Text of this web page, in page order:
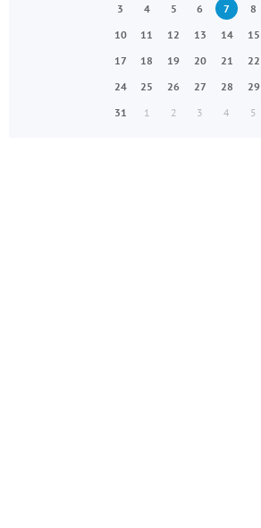
3
4 5 6 7 8
10
11 12 13 14 15
17
18 19 20 21 22
24
25 26 27 28 29
31
1 2 3 4 5